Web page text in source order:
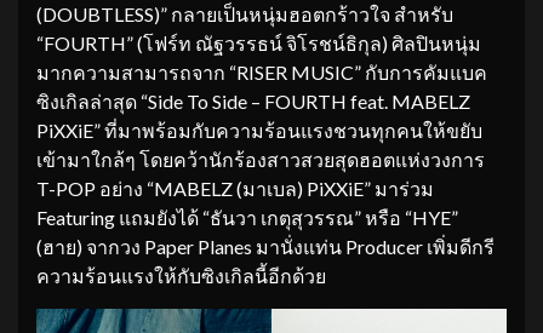
(DOUBTLESS)” กลายเป็นหนุ่มฮอตกร้าวใจ สำหรับ
“FOURTH” (โฟร์ท ณัฐวรรธน์ จิโรชน์ธิกุล) ศิลปินหนุ่ม
มากความสามารถจาก “RISER MUSIC” กับการคัมแบค
ซิงเกิลล่าสุด “Side To Side – FOURTH feat. MABELZ
PiXXiE” ที่มาพร้อมกับความร้อนแรงชวนทุกคนให้ขยับ
เข้ามาใกล้ๆ โดยคว้านักร้องสาวสวยสุดฮอตแห่งวงการ
T-POP อย่าง “MABELZ (มาเบล) PiXXiE” มาร่วม
Featuring แถมยังได้ “ธันวา เกตุสุวรรณ” หรือ “HYE”
(ฮาย) จากวง Paper Planes มานั่งแท่น Producer เพิ่มดีกรี
ความร้อนแรงให้กับซิงเกิลนี้อีกด้วย